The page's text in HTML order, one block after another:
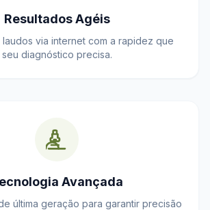
Resultados Agéis
via internet com a rapidez que
seu diagnóstico precisa.
Avançada
última geração para garantir precisão